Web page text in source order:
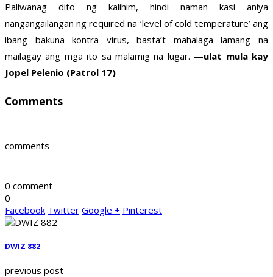
Paliwanag dito ng kalihim, hindi naman kasi aniya
nangangailangan ng required na ‘level of cold temperature’ ang
ibang bakuna kontra virus, basta’t mahalaga lamang na
mailagay ang mga ito sa malamig na lugar. —ulat mula kay
Jopel Pelenio (Patrol 17)
Comments
comments
0 comment
0
Facebook Twitter Google + Pinterest
DWIZ 882
previous post